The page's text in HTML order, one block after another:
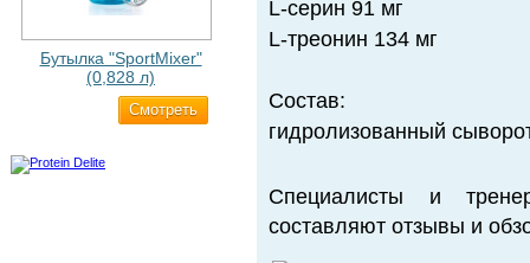
Бутылка "SportMixer"
(0,828 л)
Cмотреть
L-серин 91 мг
L-треонин 134 мг
Состав:
гидролизованный
Специалисты и
составляют отзывы и